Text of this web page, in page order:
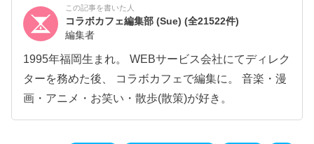
この記事を書いた人
コラボカフェ編集部 (Sue)(全21522件)
編集者
1995年福岡生まれ。 WEBサービス会社にてディレク
ターを務めた後、 コラボカフェで編集に。 音楽・漫
画・アニメ・お笑い・散歩(散策)が好き。